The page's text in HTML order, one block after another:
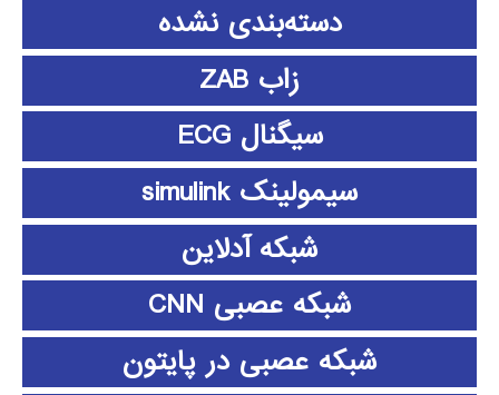
دسته‌بندی نشده
زاب ZAB
سیگنال ECG
سیمولینک simulink
شبکه آدلاین
شبکه عصبی CNN
شبکه عصبی در پایتون